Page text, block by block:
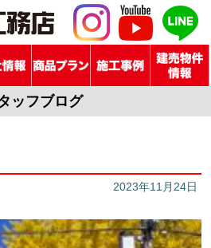
ッフブログ
2023年11月24日